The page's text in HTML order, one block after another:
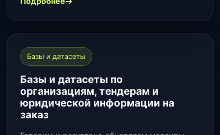
Базы и датасеты
Базы и датасеты по
организациям, тендерам и
юридической информации на
заказ